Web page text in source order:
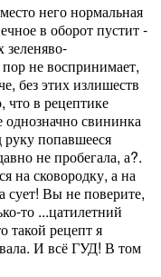
него нормальная
в оборот пустит -
зеленяво-
не воспринимает,
без этих излишеств
что в рецептике
однозначно свининка
попавшееся
не пробегала, а?.
на сковородку, а на
сует! Вы не поверите,
то ...цатилетний
такой рецепт я
И всё ГУД! В том